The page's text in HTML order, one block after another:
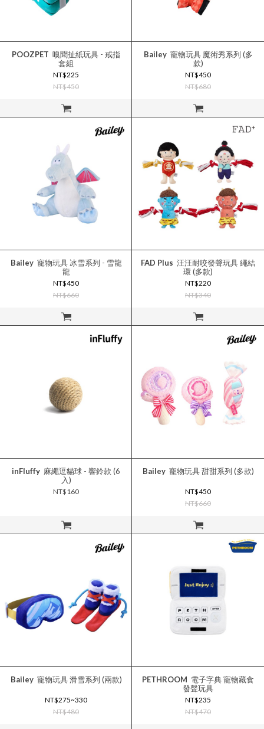
立即購買
POOZPET
套組
NT$225
NT$450
立即購買
Bailey寵物玩具 魔術秀系列 (多
款)
NT$450
NT$680
立即購買
Bailey寵物玩具 冰雪系列 - 雪龍
龍
NT$450
NT$660
立即購買
FAD Plus
環 (多款)
NT$220
NT$340
立即購買
inFluffy
入)
NT$160
立即購買
Bailey 寵物玩具 甜甜系列 (多款)
NT$450
NT$660
Bailey 寵物玩具 滑雪系列 (兩款)
NT$275~330
NT$480
PETHROOM
發聲玩具
NT$235
NT$470